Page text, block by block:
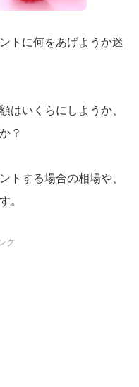
トに何をあげようか迷
はいくらにしようか、
？
トする場合の相場や、
。
ク